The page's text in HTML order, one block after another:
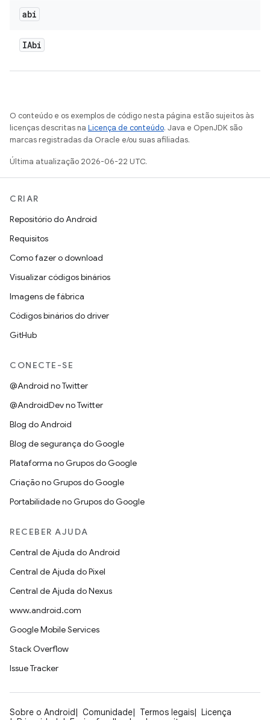
abi
IAbi
O conteúdo e os exemplos de código nesta página estão sujeitos às
licenças descritas na Licença de conteúdo. Java e OpenJDK são
marcas registradas da Oracle e/ou suas afiliadas.
Última atualização 2026-06-22 UTC.
CRIAR
Repositório do Android
Requisitos
Como fazer o download
Visualizar códigos binários
Imagens de fábrica
Códigos binários do driver
GitHub
CONECTE-SE
@Android no Twitter
@AndroidDev no Twitter
Blog do Android
Blog de segurança do Google
Plataforma no Grupos do Google
Criação no Grupos do Google
Portabilidade no Grupos do Google
RECEBER AJUDA
Central de Ajuda do Android
Central de Ajuda do Pixel
Central de Ajuda do Nexus
www.android.com
Google Mobile Services
Stack Overflow
Issue Tracker
Sobre o Android Comunidade Termos legais
Licença